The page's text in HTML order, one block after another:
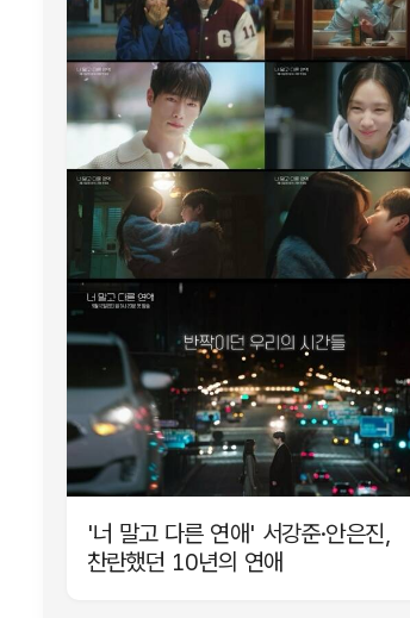
'너 말고 다른 연애' 서강준·안은진,
찬란했던 10년의 연애